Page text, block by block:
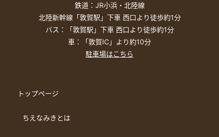
鉄道：JR小浜・北陸線
北陸新幹線「敦賀駅」下車 西口より徒歩約1分
バス：「敦賀駅」下車 西口より徒歩約1分
車：「敦賀IC」より約10分
駐車場はこちら
トップページ
ちえなみきとは